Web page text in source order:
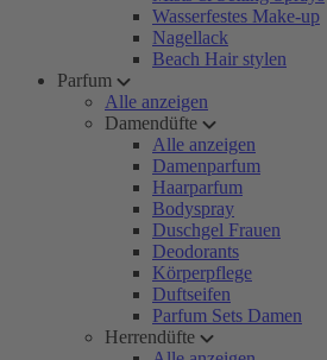
Wasserfestes Make-up
Nagellack
Beach Hair stylen
Parfum
Alle anzeigen
Damendüfte
Alle anzeigen
Damenparfum
Haarparfum
Bodyspray
Duschgel Frauen
Deodorants
Körperpflege
Duftseifen
Parfum Sets Damen
Herrendüfte